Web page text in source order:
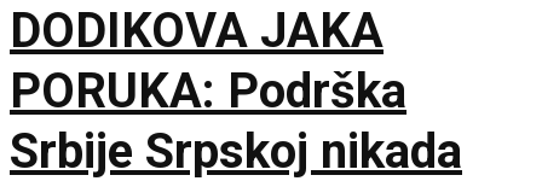
je Bog u pomoći
DODIKOVA JAKA
PORUKA: Podrška
Srbije Srpskoj nikada